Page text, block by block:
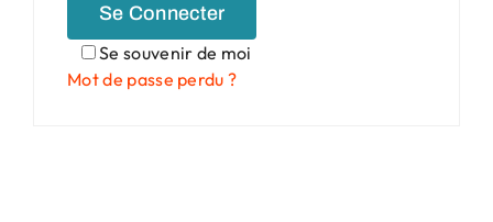
Panier
Se souvenir de moi
Se Connecter
Mot de passe perdu ?